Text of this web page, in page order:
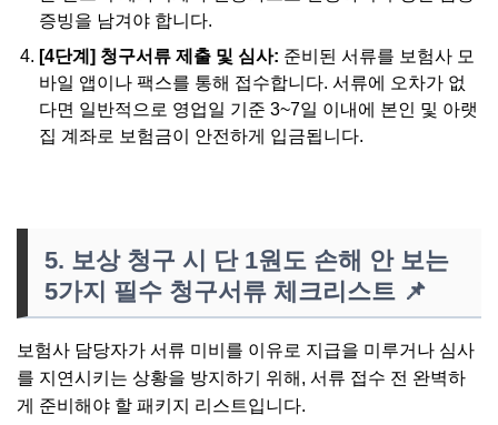
증빙을 남겨야 합니다.
[4단계] 청구서류 제출 및 심사: 준비된 서류를 보험사 모
바일 앱이나 팩스를 통해 접수합니다. 서류에 오차가 없
다면 일반적으로 영업일 기준 3~7일 이내에 본인 및 아랫
집 계좌로 보험금이 안전하게 입금됩니다.
5. 보상 청구 시 단 1원도 손해 안 보는
5가지 필수 청구서류 체크리스트 📌
보험사 담당자가 서류 미비를 이유로 지급을 미루거나 심사
를 지연시키는 상황을 방지하기 위해, 서류 접수 전 완벽하
게 준비해야 할 패키지 리스트입니다.